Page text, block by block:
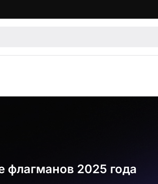
флагманов 2025 года